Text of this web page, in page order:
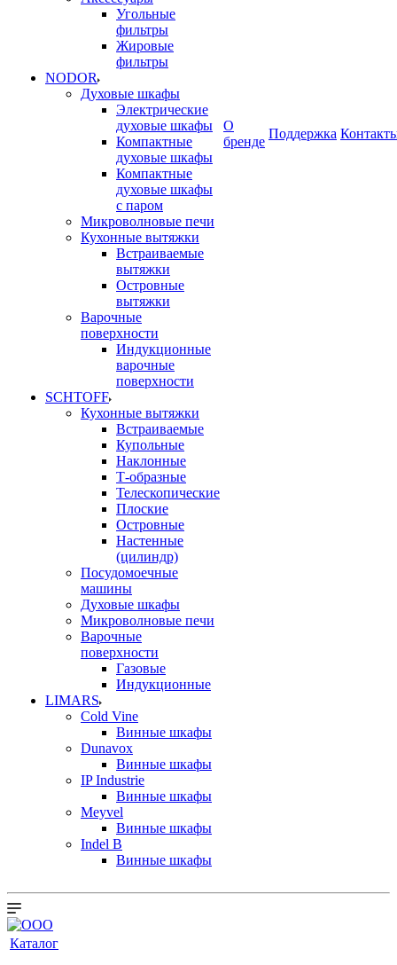
Угольные
фильтры
Жировые
фильтры
NODOR
Духовые шкафы
Электрические
духовые шкафы
Компактные
духовые шкафы
Компактные
духовые шкафы
с паром
Микроволновые печи
Кухонные вытяжки
Встраиваемые
вытяжки
Островные
вытяжки
Варочные
поверхности
Индукционные
варочные
поверхности
SCHTOFF
Кухонные вытяжки
Встраиваемые
Купольные
Наклонные
Т-образные
Телескопические
Плоские
Островные
Настенные
(цилиндр)
Посудомоечные
машины
Духовые шкафы
Микроволновые печи
Варочные
поверхности
Газовые
Индукционные
LIMARS
Cold Vine
Винные шкафы
Dunavox
Винные шкафы
IP Industrie
Винные шкафы
Meyvel
Винные шкафы
Indel B
Винные шкафы
О
бренде
Поддержка
Каталог